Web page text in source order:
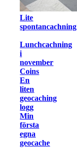
Lite
spontancachning
Lunchcachning
i
november
Coins
En
liten
geocaching
logg
Min
första
egna
geocache